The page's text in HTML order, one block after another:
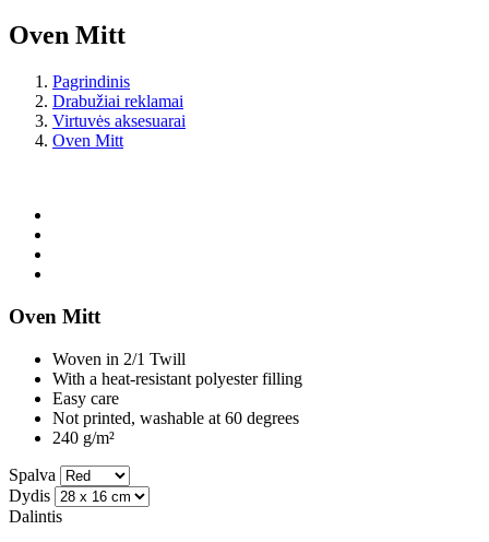
Oven Mitt
Pagrindinis
Drabužiai reklamai
Virtuvės aksesuarai
Oven Mitt
Oven Mitt
Woven in 2/1 Twill
With a heat-resistant polyester filling
Easy care
Not printed, washable at 60 degrees
240 g/m²
Spalva
Dydis
Dalintis